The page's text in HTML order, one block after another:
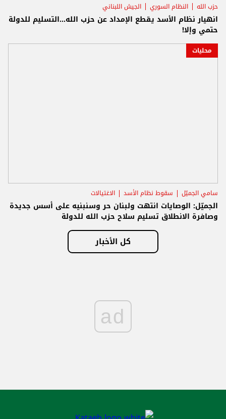
حزب الله النظام السوري الجيش اللبناني
انهيار نظام الأسد يقطع الإمداد عن حزب الله...التسليم للدولة
حتمي وإلا!
محليات
سامي الجميّل سقوط نظام الأسد الاغتيالات
الجميّل: الوصايات انتهت ولبنان حر وسنبنيه على أسس جديدة
وصافرة الانطلاق تسليم سلاح حزب الله للدولة
كل الأخبار
ad